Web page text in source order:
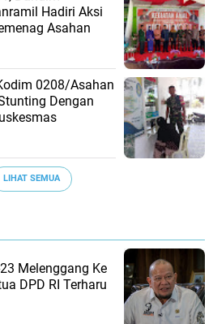
Hadiri Aksi
Asahan
0208/Asahan
Dengan
LIHAT SEMUA
Melenggang Ke
DPD RI Terharu